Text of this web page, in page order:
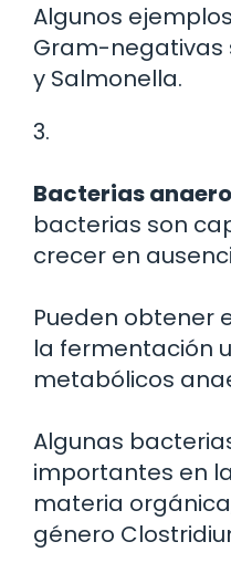
Algunos
Gram-negativas
y Salmonella.
3.
Bacterias
bacterias son
crecer en
Pueden obtener
la fermentación
metabólicos
Algunas
importantes en
materia
género